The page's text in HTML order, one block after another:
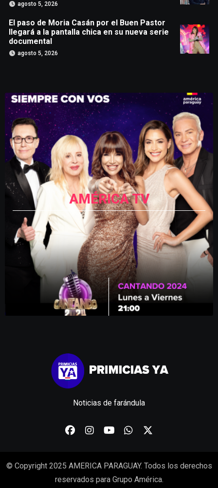
agosto 5, 2026
El paso de Moria Casán por el Buen Pastor
llegará a la pantalla chica en su nueva serie
documental
agosto 5, 2026
AMÉRICA TV
Noticias de farándula
© Copyright 2025 AMERICA PARAGUAY. Todos los derechos
reservados para Grupo América.